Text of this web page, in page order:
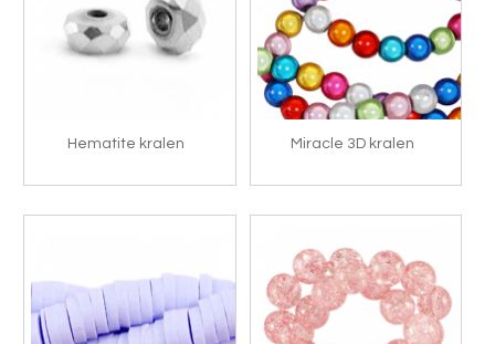
Hematite kralen Miracle 3D kralen